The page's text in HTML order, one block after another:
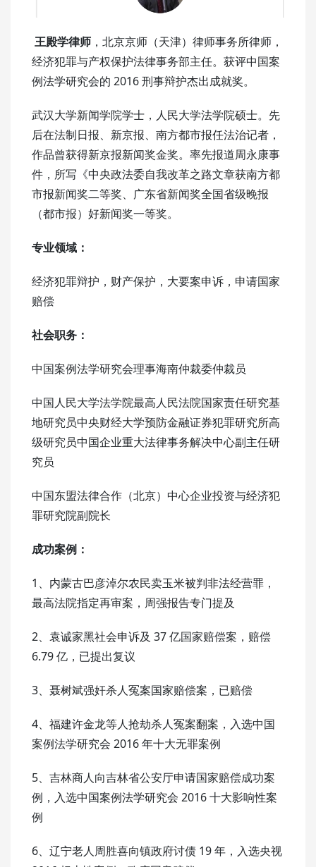
王殿学律师 ，北京京师（天津）律师事务所律师，
经济犯罪与产权保护法律事务部主任。获评中国案
例法学研究会的 2016 刑事辩护杰出成就奖。
武汉大学新闻学院学士，人民大学法学院硕士。先
后在法制日报、新京报、南方都市报任法治记者，
作品曾获得新京报新闻奖金奖。率先报道周永康事
件，所写《中央政法委自我改革之路文章获南方都
市报新闻奖二等奖、广东省新闻奖全国省级晚报
（都市报）好新闻奖一等奖。
专业领域：
经济犯罪辩护，财产保护，大要案申诉，申请国家
赔偿
社会职务：
中国案例法学研究会理事海南仲裁委仲裁员
中国人民大学法学院最高人民法院国家责任研究基
地研究员中央财经大学预防金融证券犯罪研究所高
级研究员中国企业重大法律事务解决中心副主任研
究员
中国东盟法律合作（北京）中心企业投资与经济犯
罪研究院副院长
成功案例：
1、内蒙古巴彦淖尔农民卖玉米被判非法经营罪，
最高法院指定再审案，周强报告专门提及
2、袁诚家黑社会申诉及 37 亿国家赔偿案，赔偿
6.79 亿，已提出复议
3、聂树斌强奸杀人冤案国家赔偿案，已赔偿
4、福建许金龙等人抢劫杀人冤案翻案，入选中国
案例法学研究会 2016 年十大无罪案例
5、吉林商人向吉林省公安厅申请国家赔偿成功案
例，入选中国案例法学研究会 2016 十大影响性案
例
6、辽宁老人周胜喜向镇政府讨债 19 年，入选央视